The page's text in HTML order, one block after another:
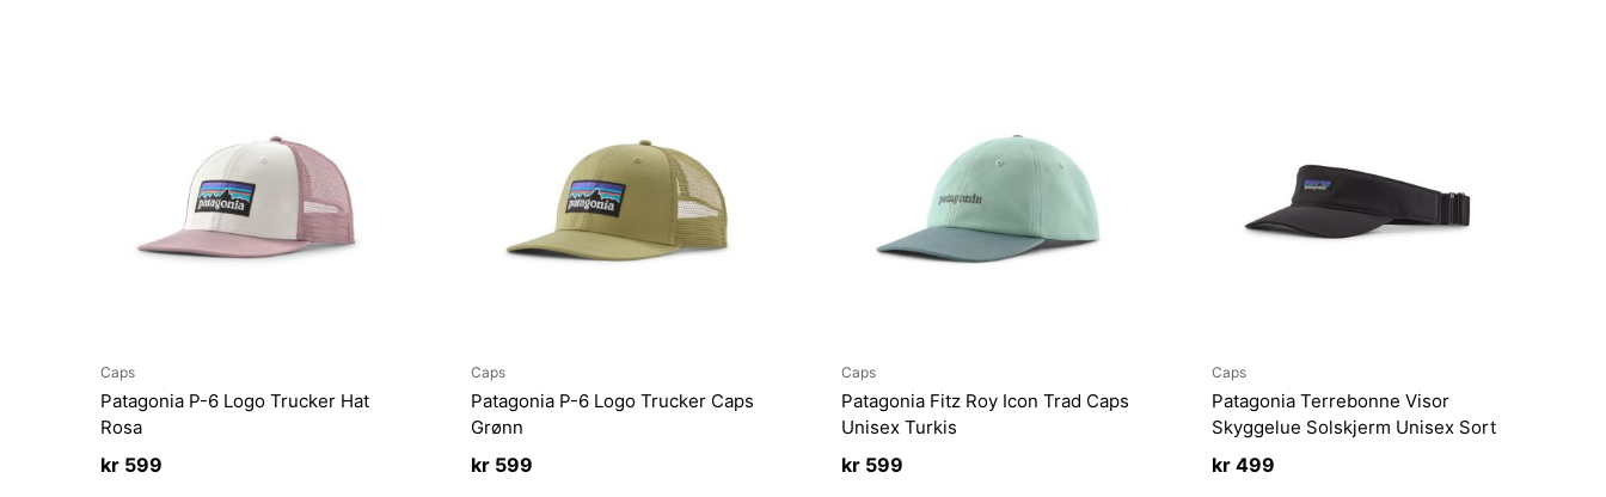
Caps
Patagonia P-6 Logo Trucker Hat
Rosa
kr 599
Caps
Patagonia P-6 Logo Trucker Caps
Grønn
kr599
Caps
Patagonia Fitz Roy Icon Trad Caps
Unisex Turkis
kr599
Caps
Patagonia Terrebonne Visor
Skyggelue Solskjerm Unisex Sort
kr499